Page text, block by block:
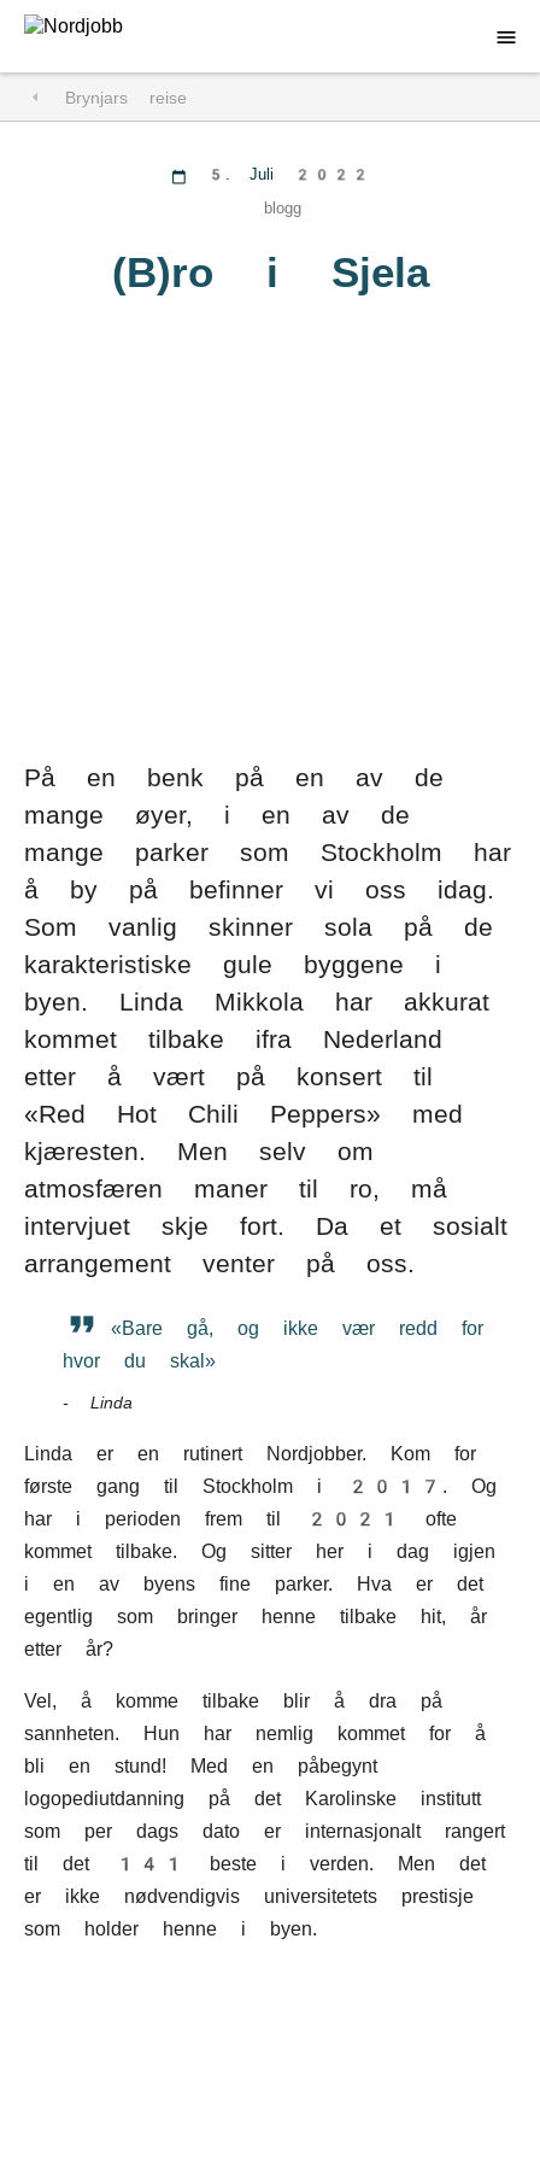
Nordjobb pillugu
SV
NO
Brynjars reise
5. Juli 2022
blogg
(B)ro i Sjela
På en benk på en av de
mange øyer, i en av de
mange parker som Stockholm har
å by på befinner vi oss idag.
Som vanlig skinner sola på de
karakteristiske gule byggene i
byen. Linda Mikkola har akkurat
kommet tilbake ifra Nederland
etter å vært på konsert til
«Red Hot Chili Peppers» med
kjæresten. Men selv om
atmosfæren maner til ro, må
intervjuet skje fort. Da et sosialt
arrangement venter på oss.
«Bare gå, og ikke vær redd for
hvor du skal»
Linda
Linda er en rutinert Nordjobber. Kom for
første gang til Stockholm i 2017. Og
har i perioden frem til 2021 ofte
kommet tilbake. Og sitter her i dag igjen
i en av byens fine parker. Hva er det
egentlig som bringer henne tilbake hit, år
etter år?
Vel, å komme tilbake blir å dra på
sannheten. Hun har nemlig kommet for å
bli en stund! Med en påbegynt
logopediutdanning på det Karolinske institutt
som per dags dato er internasjonalt rangert
til det 141 beste i verden. Men det
er ikke nødvendigvis universitetets prestisje
som holder henne i byen.